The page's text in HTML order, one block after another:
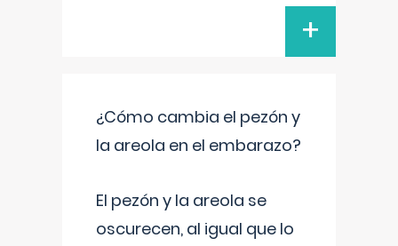
+
¿Cómo cambia el pezón y
la areola en el embarazo?
El pezón y la areola se
oscurecen, al igual que lo